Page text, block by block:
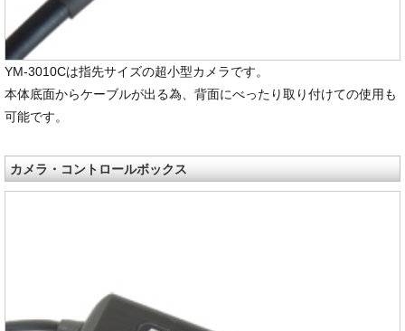
YM-3010Cは指先サイズの超小型カメラです。
本体底面からケーブルが出る為、背面にべったり取り付けての使用も
可能です。
カメラ・コントロールボックス